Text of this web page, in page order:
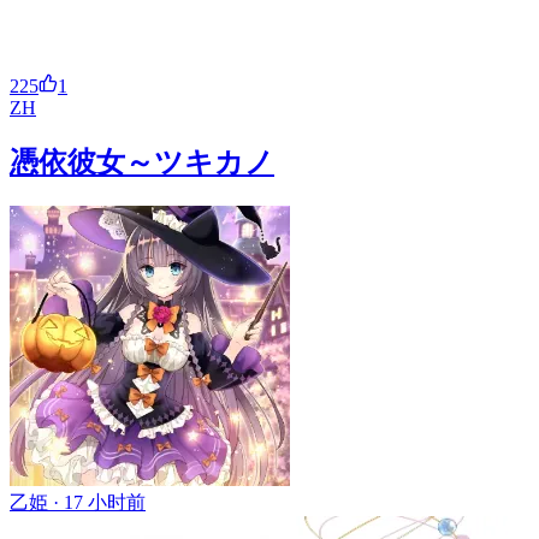
225
1
ZH
憑依彼女～ツキカノ
乙姫 · 17 小时前